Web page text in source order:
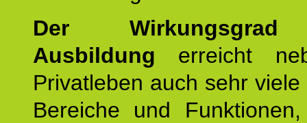
Der
Ausbildung erreicht
Privatleben auch sehr
Bereiche und